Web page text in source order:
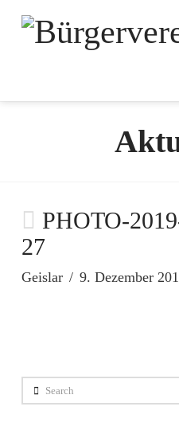
PHOTO-
27
Geislar 9. Dezember
Search